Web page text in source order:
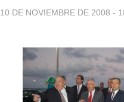
10 DE NOVIEMBRE DE 2008 -